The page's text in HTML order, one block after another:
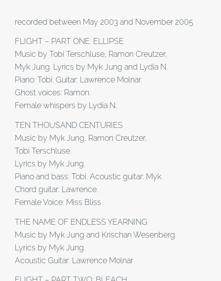
recorded between May 2003 and November 2005
FLIGHT – PART ONE: ELLIPSE
Music by Tobi Terschluse, Ramon Creutzer,
Myk Jung. Lyrics by Myk Jung and Lydia N.
Piano: Tobi. Guitar: Lawrence Molnar.
Ghost voices: Ramon.
Female whispers by Lydia N.
TEN THOUSAND CENTURIES
Music by Myk Jung, Ramon Creutzer,
Tobi Terschluse.
Lyrics by Myk Jung.
Piano and bass: Tobi. Acoustic guitar: Myk.
Chord guitar: Lawrence.
Female Voice: Miss Bliss
THE NAME OF ENDLESS YEARNING
Music by Myk Jung and Krischan Wesenberg.
Lyrics by Myk Jung.
Acoustic Guitar: Lawrence Molnar